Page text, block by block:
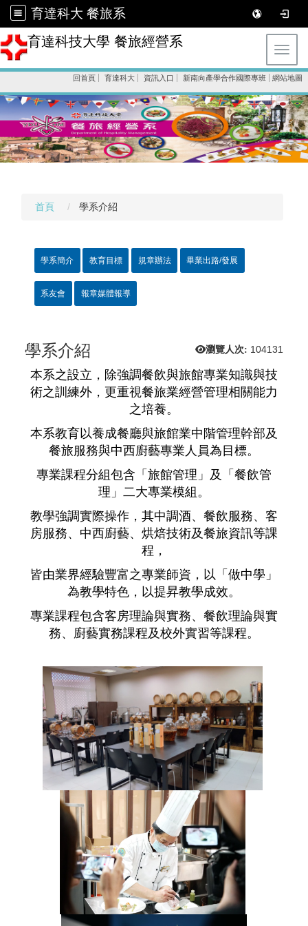
育達科大 餐旅系
育達科技大學 餐旅經營系
回首頁 育達科大 資訊入口 新南向產學合作國際專班 網站地圖
首頁 學系介紹
學系簡介 教育目標 規章辦法 畢業出路/發展
系友會 報章媒體報導
瀏覽人次: 104131
學系介紹
本系之設立，除強調餐飲與旅館專業知識與技
術之訓練外，更重視餐旅業經營管理相關能力
之培養。
本系教育以養成餐廳與旅館業中階管理幹部及
餐旅服務與中西廚藝專業人員為目標。
專業課程分組包含「旅館管理」及「餐飲管
理」二大專業模組。
教學強調實際操作，其中調酒、餐飲服務、客
房服務、中西廚藝、烘焙技術及餐旅資訊等課
程，
皆由業界經驗豐富之專業師資，以「做中學」
為教學特色，以提昇教學成效。
專業課程包含客房理論與實務、餐飲理論與實
務、廚藝實務課程及校外實習等課程。